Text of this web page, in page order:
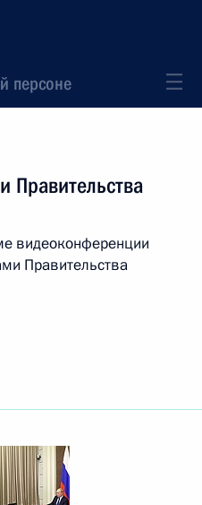
персоне
Правительства
видеоконференции
Правительства